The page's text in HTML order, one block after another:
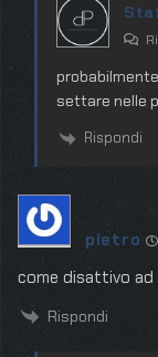
settare nelle
Rispondi
pietro
come disattivo ad
Rispondi